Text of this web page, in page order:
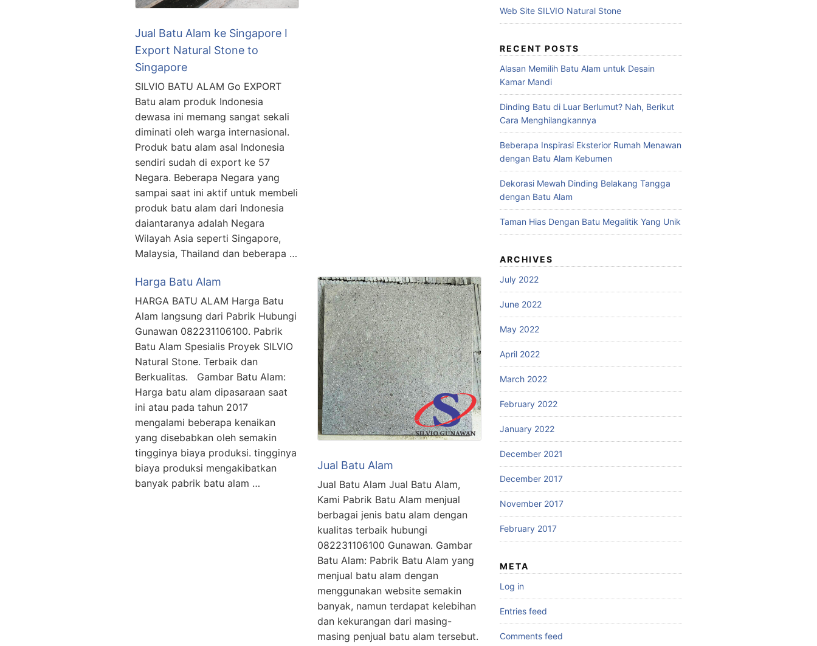
Jual Batu Alam ke Singapore I
Export Natural Stone to
Singapore
SILVIO BATU ALAM Go EXPORT
Batu alam produk Indonesia
dewasa ini memang sangat sekali
diminati oleh warga internasional.
Produk batu alam asal Indonesia
sendiri sudah di export ke 57
Negara. Beberapa Negara yang
sampai saat ini aktif untuk membeli
produk batu alam dari Indonesia
daiantaranya adalah Negara
Wilayah Asia seperti Singapore,
Malaysia, Thailand dan beberapa …
Harga Batu Alam
HARGA BATU ALAM Harga Batu
Alam langsung dari Pabrik Hubungi
Gunawan 082231106100. Pabrik
Batu Alam Spesialis Proyek SILVIO
Natural Stone. Terbaik dan
Berkualitas. Gambar Batu Alam:
Harga batu alam dipasaraan saat
ini atau pada tahun 2017
mengalami beberapa kenaikan
yang disebabkan oleh semakin
tingginya biaya produksi. tingginya
biaya produksi mengakibatkan
banyak pabrik batu alam …
Jual Batu Alam
Jual Batu Alam Jual Batu Alam,
Kami Pabrik Batu Alam menjual
berbagai jenis batu alam dengan
kualitas terbaik hubungi
082231106100 Gunawan. Gambar
Batu Alam: Pabrik Batu Alam yang
menjual batu alam dengan
menggunakan website semakin
banyak, namun terdapat kelebihan
dan kekurangan dari masing-
masing penjual batu alam tersebut.
Web Site SILVIO Natural Stone
RECENT POSTS
Alasan Memilih Batu Alam untuk Desain
Kamar Mandi
Dinding Batu di Luar Berlumut? Nah, Berikut
Cara Menghilangkannya
Beberapa Inspirasi Eksterior Rumah Menawan
dengan Batu Alam Kebumen
Dekorasi Mewah Dinding Belakang Tangga
dengan Batu Alam
Taman Hias Dengan Batu Megalitik Yang Unik
ARCHIVES
July 2022
June 2022
May 2022
April 2022
March 2022
February 2022
January 2022
December 2021
December 2017
November 2017
February 2017
META
Log in
Entries feed
Comments feed